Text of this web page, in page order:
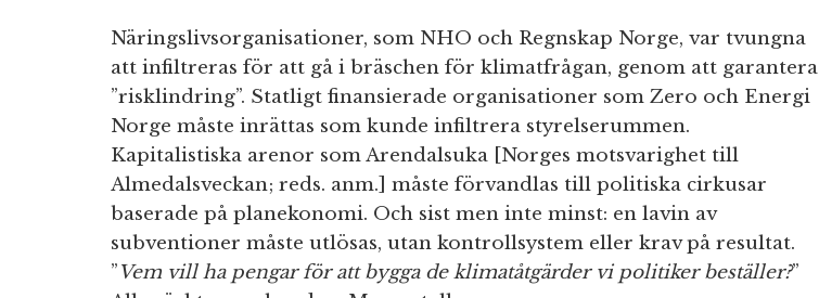
Näringslivsorganisationer, som NHO och Regnskap Norge, var tvungna
att infiltreras för att gå i bräschen för klimatfrågan, genom att garantera
”risklindring”. Statligt finansierade organisationer som Zero och Energi
Norge måste inrättas som kunde infiltrera styrelserummen.
Kapitalistiska arenor som Arendalsuka [Norges motsvarighet till
Almedalsveckan; reds. anm.] måste förvandlas till politiska cirkusar
baserade på planekonomi. Och sist men inte minst: en lavin av
subventioner måste utlösas, utan kontrollsystem eller krav på resultat.
”Vem vill ha pengar för att bygga de klimatåtgärder vi politiker beställer?”